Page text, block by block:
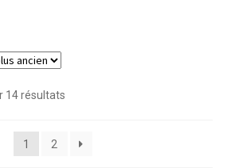
14 résultatsTrié
récent
1 2